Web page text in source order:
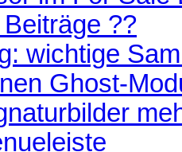
??
wichtige
Ghost-